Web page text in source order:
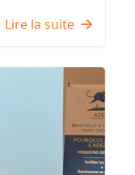
Lire la suite